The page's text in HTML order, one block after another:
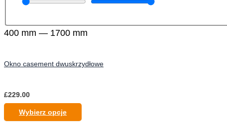
400 mm — 1700 mm
Okno casement dwuskrzydłowe
£229.00
Wybierz opcje